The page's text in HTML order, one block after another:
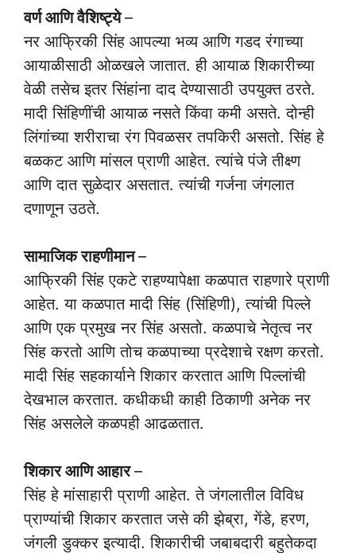
वर्ण आणि वैशिष्ट्ये–
नर आफ्रिकी सिंह आपल्या भव्य आणि गडद रंगाच्या
आयाळीसाठी ओळखले जातात. ही आयाळ शिकारीच्या
वेळी तसेच इतर सिंहांना दाद देण्यासाठी उपयुक्त ठरते.
मादी सिंहिणींची आयाळ नसते किंवा कमी असते. दोन्ही
लिंगांच्या शरीराचा रंग पिवळसर तपकिरी असतो. सिंह हे
बळकट आणि मांसल प्राणी आहेत. त्यांचे पंजे तीक्ष्ण
आणि दात सुळेदार असतात. त्यांची गर्जना जंगलात
दणाणून उठते.
सामाजिक राहणीमान–
आफ्रिकी सिंह एकटे राहण्यापेक्षा कळपात राहणारे प्राणी
आहेत. या कळपात मादी सिंह (सिंहिणी), त्यांची पिल्ले
आणि एक प्रमुख नर सिंह असतो. कळपाचे नेतृत्व नर
सिंह करतो आणि तोच कळपाच्या प्रदेशाचे रक्षण करतो.
मादी सिंह सहकार्याने शिकार करतात आणि पिल्लांची
देखभाल करतात. कधीकधी काही ठिकाणी अनेक नर
सिंह असलेले कळपही आढळतात.
शिकार आणि आहार–
सिंह हे मांसाहारी प्राणी आहेत. ते जंगलातील विविध
प्राण्यांची शिकार करतात जसे की झेब्रा, गेंडे, हरण,
जंगली डुक्कर इत्यादी. शिकारीची जबाबदारी बहुतेकदा